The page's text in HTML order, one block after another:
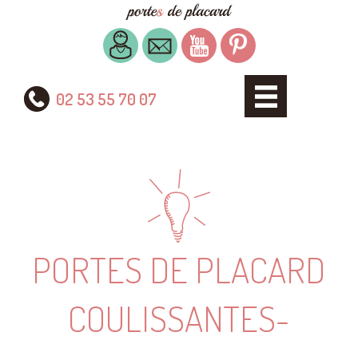
02 53 55 70 07
PORTES DE PLACARD
COULISSANTES-